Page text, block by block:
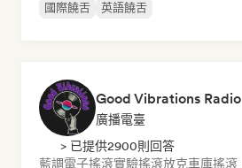
國際饒舌
英語饒舌
Good Vibrations Radio
廣播電臺
> 已提供2900則回答
藍調電子搖滾實驗搖滾放克車庫搖滾